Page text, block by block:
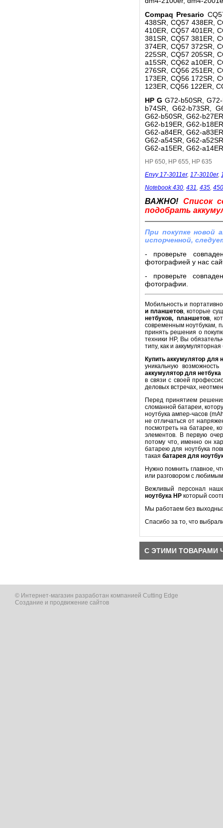
Compaq Presario
438SR, CQ57 438ER,
410ER, CQ57 401ER,
381SR, CQ57 381ER,
374ER, CQ57 372SR,
225SR, CQ57 205SR,
a15SR, CQ62 a10ER,
276SR, CQ56 251ER,
173ER, CQ56 172SR,
123ER, CQ56 122ER,
HP G G72-b50SR,
b74SR, G62-b73SR,
G62-b50SR, G62-
G62-b19ER, G62-
G62-a84ER, G62-
G62-a54SR, G62-
G62-a15ER, G62-
HP 650, HP 655, HP 635
Envy 17-3011er, 17-3010er,
Notebook 430, 431, 435, 450
ВАЖНО! Список
подобрать
При покупке новой
испорченной,
- проверьте
фотографией у нас
- проверьте
фотографии.
Мобильность и
и планшетов, которые
нетбуков, планшетов,
современным ноутбукам,
принять решения о
техники HP, Вы
типу, как и
Купить аккумулятор для
уникальную
аккумулятор для нетбука
в связи с своей
деловых встречах,
Перед принятием
сломанной батареи,
ноутбука ампер-часов
не отличаться от
посмотреть на батарее,
элементов. В первую
потому что, именно он
батарею для ноутбука
такая батарея для
Нужно помнить главное,
или разговором с
Вежливый персонал
ноутбука HP который
Мы работаем без
Спасибо за то, что
С ЭТИМИ ТОВАРАМИ
© Интернет-магазин разработан компанией Cutting Edge
Создание и продвижение сайтов